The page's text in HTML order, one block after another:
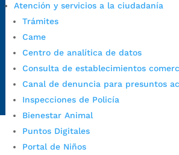
Atención y servicios a la ciudadanía
Trámites
Came
Centro de analítica de datos
Consulta de establecimientos
Canal de denuncia para presuntos
Inspecciones de Policía
Bienestar Animal
Puntos Digitales
Portal de Niños
judiciales:
https://www.bucaramanga.gov.co/gobierno-
1/secretarias/oficina-de-control-interno-